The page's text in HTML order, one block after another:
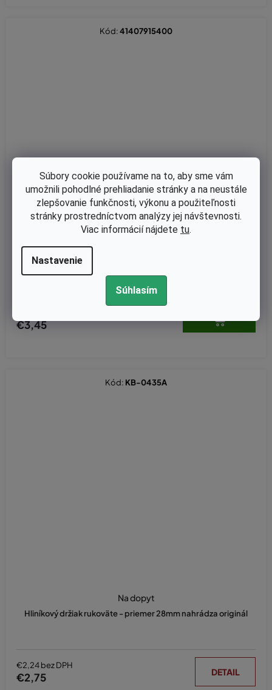
Súbory cookie používame na to, aby sme vám
umožnili pohodlné prehliadanie stránky a na neustále
zlepšovanie funkčnosti, výkonu a použiteľnosti
stránky prostredníctvom analýzy jej návštevnosti.
Viac informácií nájdete tu.
Nastavenie
Súhlasím
Držiak pro Stihl KM55, FS38, FS45, FS46 - Originál 41407915400
€3,45
Kód:41407915400
Hliníkový držiak rukoväte - priemer 28mm nahrádza originál
hodnotenie
je
Na dopyt
€2,24 bez DPH
€2,75 DETAIL
Kód: KB-0435A